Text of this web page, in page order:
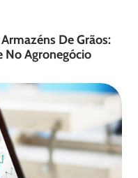
De Grãos:
No Agronegócio